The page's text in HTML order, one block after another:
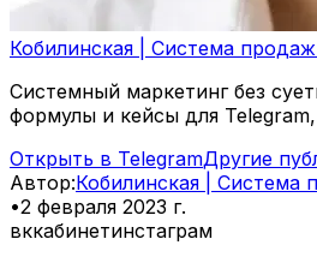
Кобилинская | Система продаж
Системный маркетинг без
формулы и кейсы для
Открыть в TelegramДругие
Автор:Кобилинская | Система
•2 февраля 2023 г.
вккабинетинстаграм